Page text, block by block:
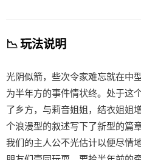
📉 玩法说明
光阴似箭，些次令家难忘就在中
为半年方的事件情状终。处于这
了乡方，与莉音姐姐，结衣姐姐
个浪漫型的叙述写下了新型的篇
我们的主人公不光估计以便尽情